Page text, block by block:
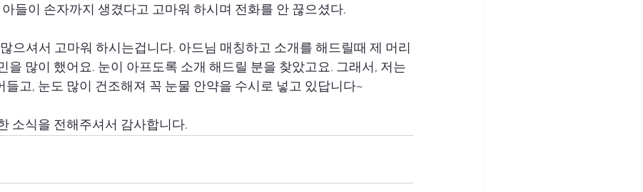
들이 손자까지 생겼다고 고마워 하시며 전화를 안 끊으셨다.
으셔서 고마워 하시는겁니다. 아드님 매칭하고 소개를 해드릴때 제 머리
을 많이 했어요. 눈이 아프도록 소개 해드릴 분을 찾았고요. 그래서, 저는
들고, 눈도 많이 건조해져 꼭 눈물 안약을 수시로 넣고 있답니다~
소식을 전해주셔서 감사합니다.